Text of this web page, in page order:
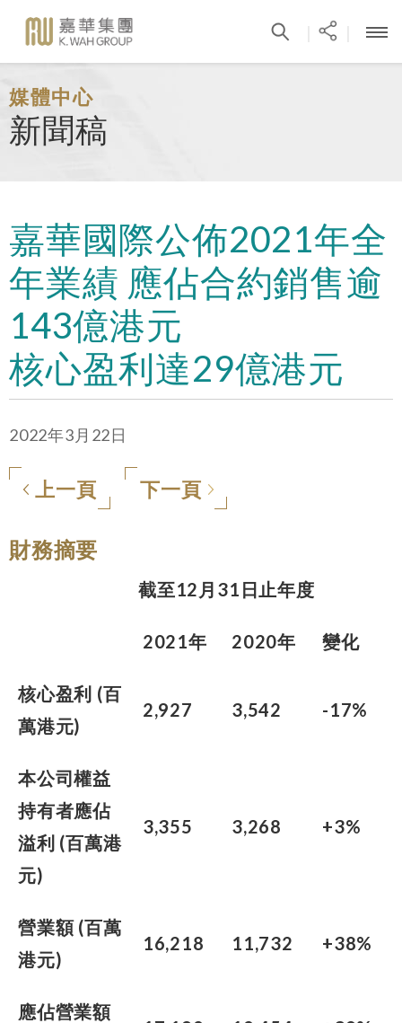
媒體中心
新聞稿
嘉華國際公佈2021年全
年業績 應佔合約銷售逾
143億港元
核心盈利達29億港元
2022年3月22日
上一頁 下一頁
財務摘要
截至12月31日止年度
2021年 2020年 變化
核心盈利 (百
萬港元)
2,927 3,542 -17%
本公司權益
持有者應佔
溢利 (百萬港
元)
3,355 3,268 +3%
營業額 (百萬
港元)
16,218 11,732 +38%
應佔營業額